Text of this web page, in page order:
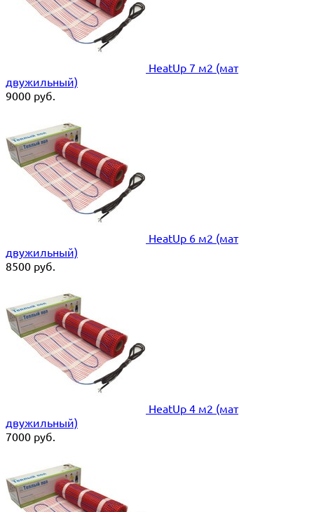
HeatUp 7 м2 (мат
двужильный)
9000 руб.
HeatUp 6 м2 (мат
двужильный)
8500 руб.
HeatUp 4 м2 (мат
двужильный)
7000 руб.